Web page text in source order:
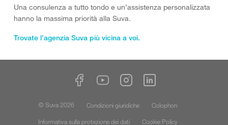
Una consulenza a tutto tondo e un’assistenza personalizzata
hanno la massima priorità alla Suva.
Trovate l’agenzia Suva più vicina a voi.
© Suva 2026 Condizioni giuridiche
Colophon
Informativa sulla protezione dei dati
Cookie Policy